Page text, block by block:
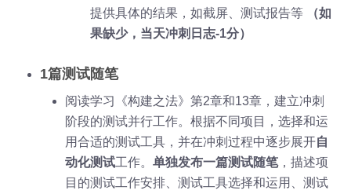
提供具体的结果，如截屏、测试报告等
（如
果缺少，当天冲刺日志-1分）
1篇测试随笔
阅读学习《构建之法》第2章和13章，建立冲刺
阶段的测试并行工作。根据不同项目，选择和运
用合适的测试工具，并在冲刺过程中逐步展开自
动化测试工作。单独发布一篇测试随笔，描述项
目的测试工作安排、测试工具选择和运用、测试